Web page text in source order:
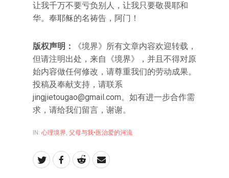
让我千万不要亏负别人，让我只要敬畏耶和
华。奉耶稣的名祷告，阿门！
版权声明：
《境界》所有文章内容欢迎转载，
但请注明出处，来自《境界》，并且不得对原
始内容做任何修改，请尊重我们的劳动成果。
投稿及奉献支持，请联系
jingjietougao@gmail.com。如有进一步合作需
求，请给我们留言，谢谢。
IN: 心理境界, 父母与我•医治爱的河流